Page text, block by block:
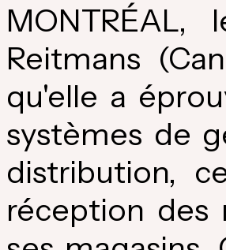
Reitmans
qu'elle a
systèmes de
distribution,
réception des